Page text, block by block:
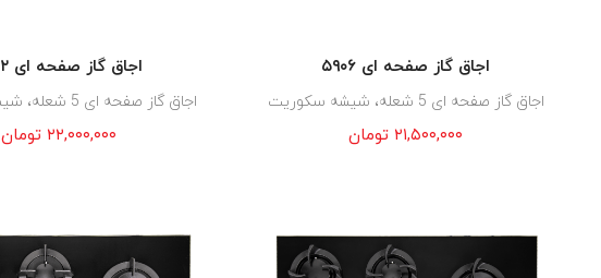
اجاق گاز صفحه ای ۵۹۰۶
اجاق گاز صفحه ای 5 شعله، شیشه سکوریت
۲۱,۵۰۰,۰۰۰ تومان
اجاق گاز صفحه ای ۵۹۱۲
اجاق گاز صفحه ای 5 شعله، شیشه سکوریت
۲۲,۰۰۰,۰۰۰ تومان